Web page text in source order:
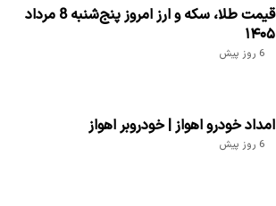
قیمت طلا، سکه و ارز امروز پنج‌شنبه 8 مرداد
۱۴۰۵
6 روز پیش
امداد خودرو اهواز | خودروبر اهواز
6 روز پیش